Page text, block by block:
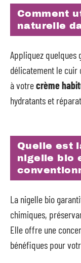
Comment
naturelle
Appliquez quelques
délicatement le cuir
à votrecrème
hydratants et
Quelle est
nigelle bio
La nigelle bio
chimiques,
Elle offre une
bénéfiques pour